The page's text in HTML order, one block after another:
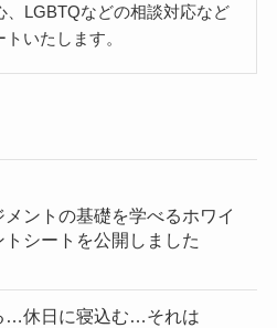
、LGBTQなどの相談対応など
いたします。
メントの基礎を学べるホワイ
トシートを公開しました
…休日に寝込む…それは